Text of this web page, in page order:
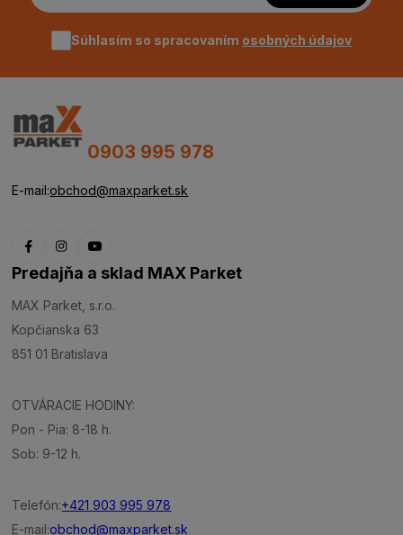
Súhlasím so spracovaním osobných údajov
0903 995 978
E-mail:obchod@maxparket.sk
Predajňa a sklad MAX Parket
MAX Parket, s.r.o.
Kopčianska 63
851 01 Bratislava
OTVÁRACIE HODINY:
Pon - Pia: 8-18 h.
Sob: 9-12 h.
Telefón:+421 903 995 978
E-mail:obchod@maxparket.sk